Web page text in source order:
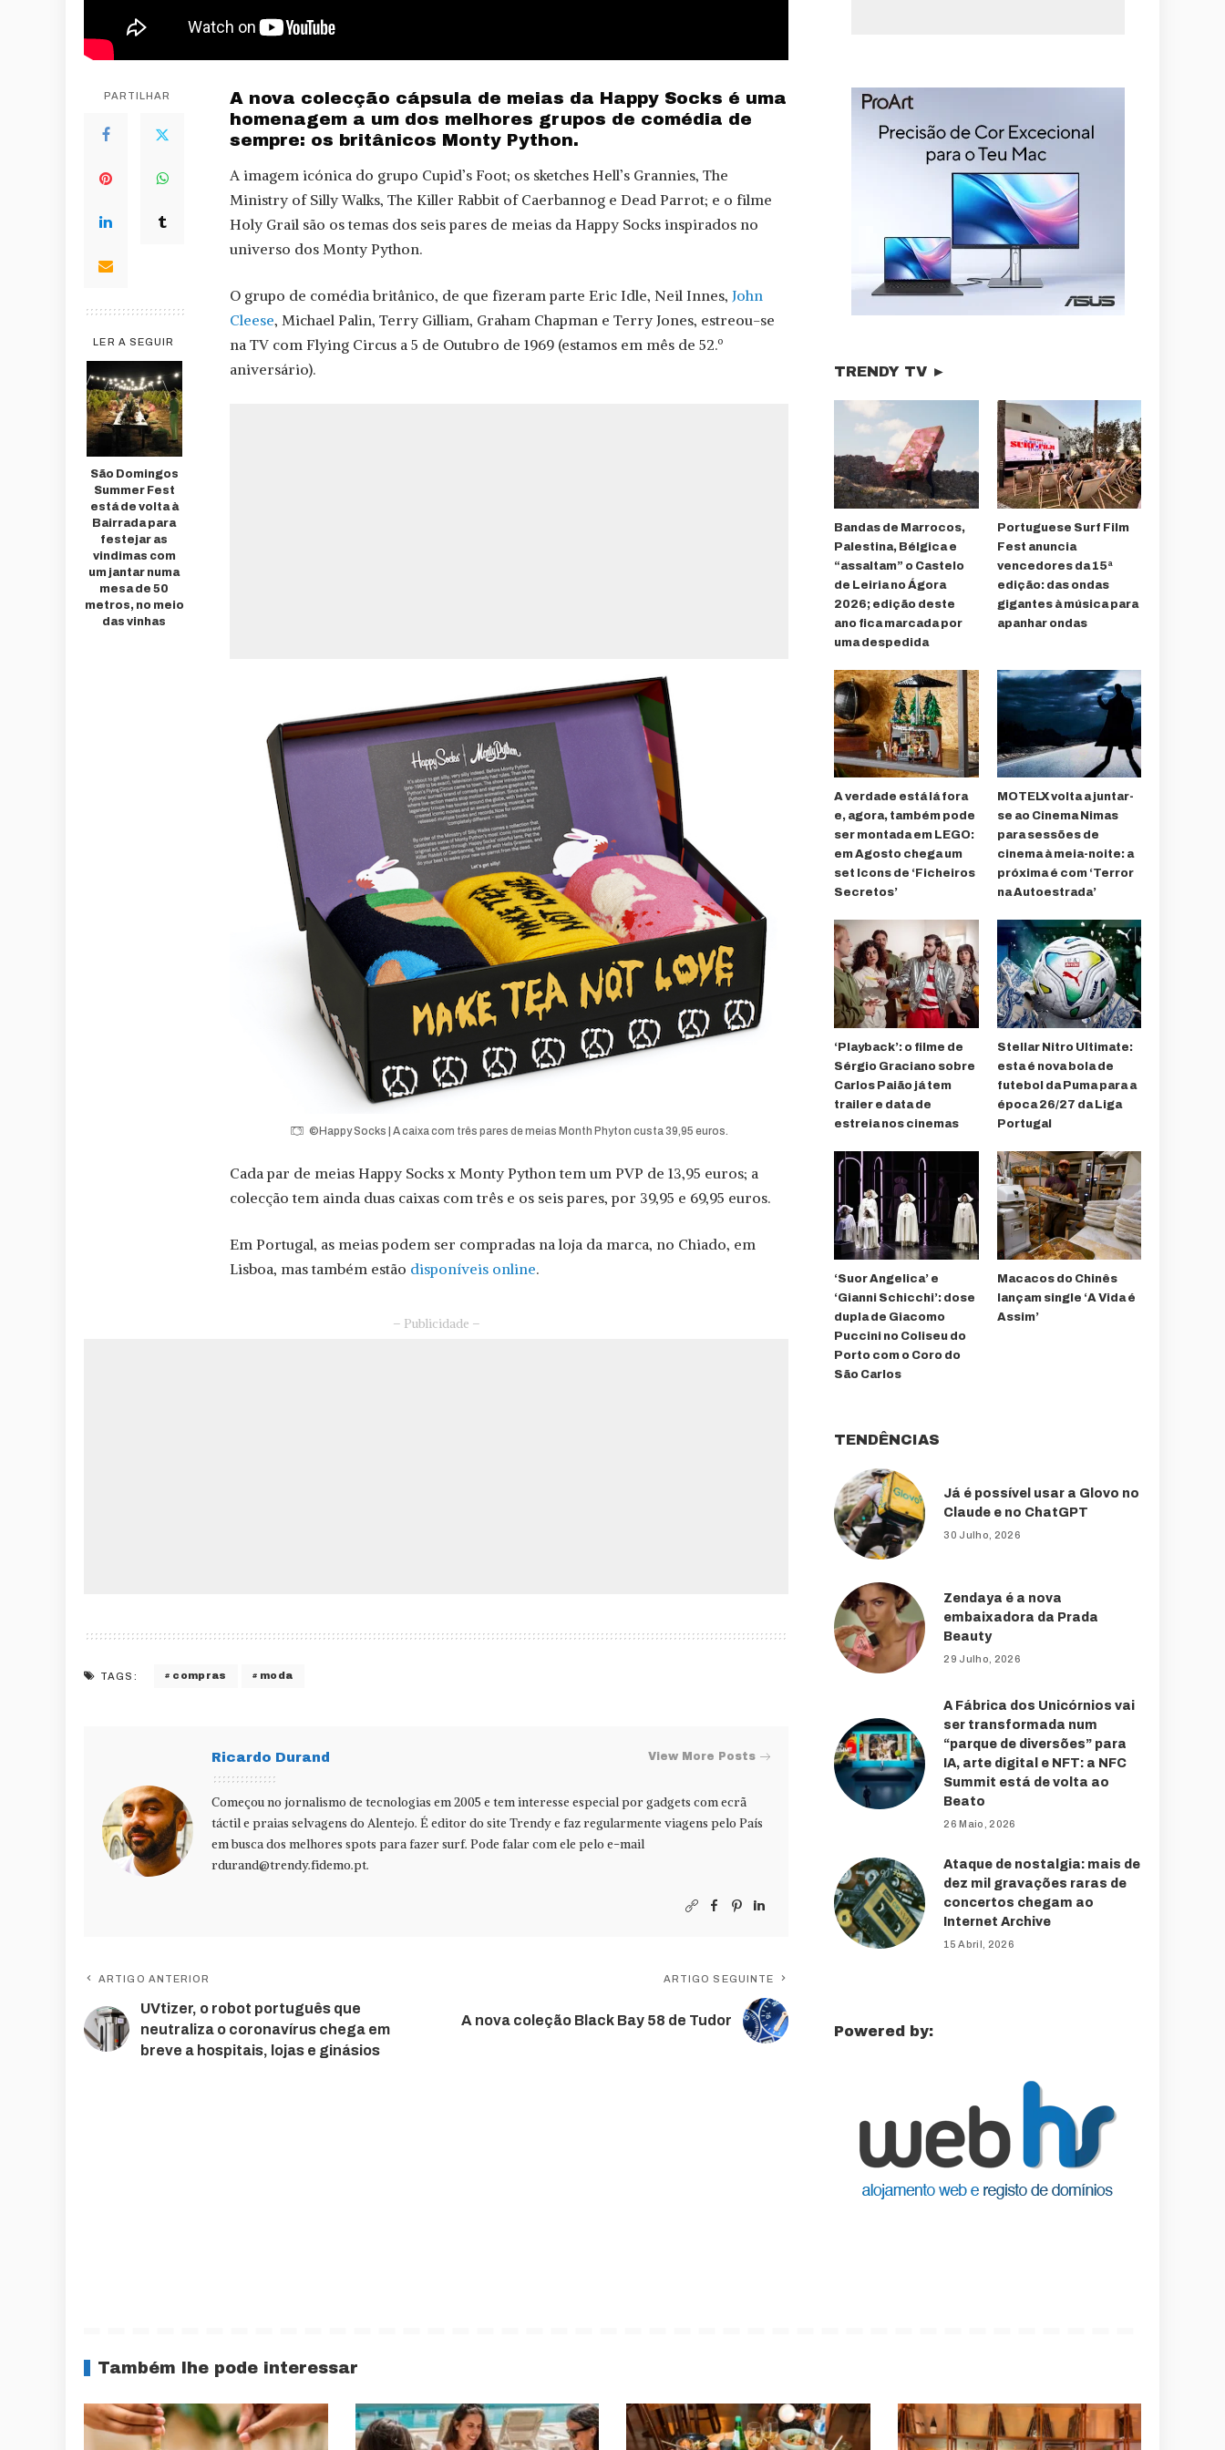
PARTILHAR
LER A SEGUIR
São Domingos
Summer Fest
está de volta à
Bairrada para
festejar as
vindimas com
um jantar numa
mesa de 50
metros, no meio
das vinhas
A nova colecção cápsula de meias da Happy Socks é uma
homenagem a um dos melhores grupos de comédia de
sempre: os britânicos Monty Python.
A imagem icónica do grupo Cupid’s Foot; os sketches Hell’s Grannies, The
Ministry of Silly Walks, The Killer Rabbit of Caerbannog e Dead Parrot; e o filme
Holy Grail são os temas dos seis pares de meias da Happy Socks inspirados no
universo dos Monty Python.
O grupo de comédia britânico, de que fizeram parte Eric Idle, Neil Innes, John
Cleese, Michael Palin, Terry Gilliam, Graham Chapman e Terry Jones, estreou-se
na TV com Flying Circus a 5 de Outubro de 1969 (estamos em mês de 52.º
aniversário).
©Happy Socks | A caixa com três pares de meias Month Phyton custa 39,95 euros.
Cada par de meias Happy Socks x Monty Python tem um PVP de 13,95 euros; a
colecção tem ainda duas caixas com três e os seis pares, por 39,95 e 69,95 euros.
Em Portugal, as meias podem ser compradas na loja da marca, no Chiado, em
Lisboa, mas também estão disponíveis online.
– Publicidade –
TAGS: compras moda
Ricardo Durand View More Posts
Começou no jornalismo de tecnologias em 2005 e tem interesse especial por gadgets com ecrã
táctil e praias selvagens do Alentejo. É editor do site Trendy e faz regularmente viagens pelo País
em busca dos melhores spots para fazer surf. Pode falar com ele pelo e-mail
rdurand@trendy.fidemo.pt.
ARTIGO ANTERIOR
UVtizer, o robot português que
neutraliza o coronavírus chega em
breve a hospitais, lojas e ginásios
ARTIGO SEGUINTE
A nova coleção Black Bay 58 de Tudor
TRENDY TV ►
Bandas de Marrocos,
Palestina, Bélgica e
“assaltam” o Castelo
de Leiria no Ágora
2026; edição deste
ano fica marcada por
uma despedida
Portuguese Surf Film
Fest anuncia
vencedores da 15ª
edição: das ondas
gigantes à música para
apanhar ondas
A verdade está lá fora
e, agora, também pode
ser montada em LEGO:
em Agosto chega um
set Icons de ‘Ficheiros
Secretos’
MOTELX volta a juntar-
se ao Cinema Nimas
para sessões de
cinema à meia-noite: a
próxima é com ‘Terror
na Autoestrada’
‘Playback’: o filme de
Sérgio Graciano sobre
Carlos Paião já tem
trailer e data de
estreia nos cinemas
Stellar Nitro Ultimate:
esta é nova bola de
futebol da Puma para a
época 26/27 da Liga
Portugal
‘Suor Angelica’ e
‘Gianni Schicchi’: dose
dupla de Giacomo
Puccini no Coliseu do
Porto com o Coro do
São Carlos
Macacos do Chinês
lançam single ‘A Vida é
Assim’
TENDÊNCIAS
Já é possível usar a Glovo no
Claude e no ChatGPT
30 Julho, 2026
Zendaya é a nova
embaixadora da Prada
Beauty
29 Julho, 2026
A Fábrica dos Unicórnios vai
ser transformada num
“parque de diversões” para
IA, arte digital e NFT: a NFC
Summit está de volta ao
Beato
26 Maio, 2026
Ataque de nostalgia: mais de
dez mil gravações raras de
concertos chegam ao
Internet Archive
15 Abril, 2026
Powered by:
Também lhe pode interessar